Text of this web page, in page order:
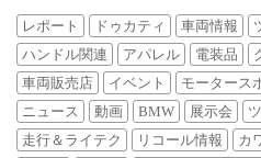
レポート ドゥカティ 車両情報
ハンドル関連
アパレル 電装品
車両販売店
イベント モータース
ニュース
動画 BMW 展示会
走行＆ライテク
リコール情報 カ